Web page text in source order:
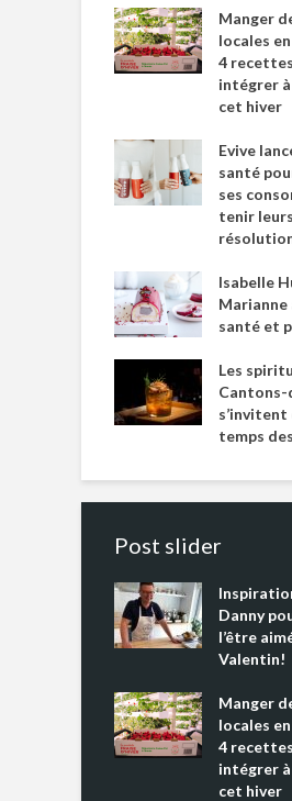
Manger
locales
4
intégrer
cet hiver
Evive
santé
ses
tenir leurs
Isabelle
santé et
Les
Cantons-
temps
Post slider
Danny
l’être
Valentin!
Manger
locales
4
intégrer
cet hiver